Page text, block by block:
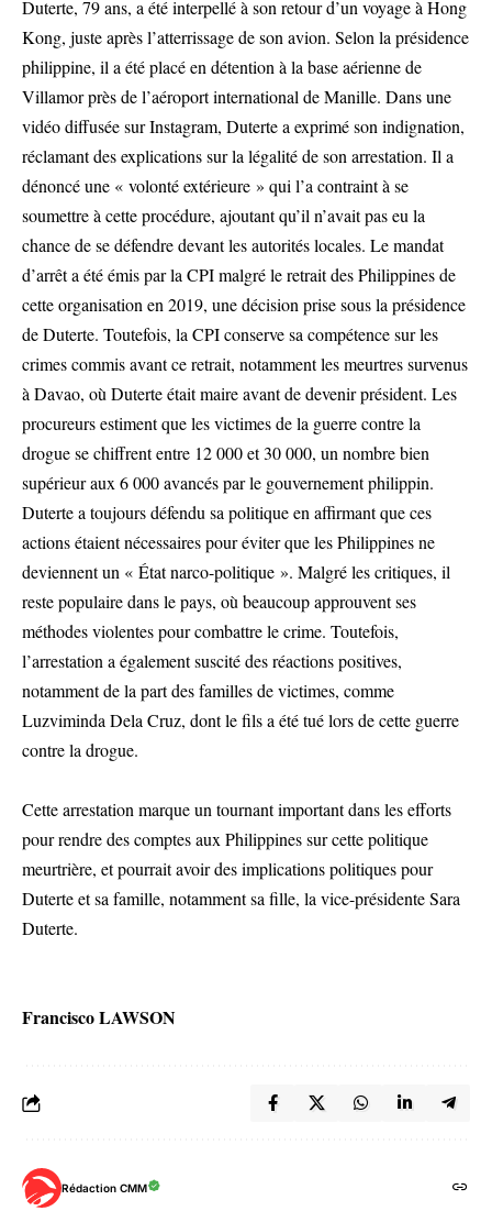
Duterte, 79 ans, a été interpellé à son retour d’un voyage à Hong
Kong, juste après l’atterrissage de son avion. Selon la présidence
philippine, il a été placé en détention à la base aérienne de
Villamor près de l’aéroport international de Manille. Dans une
vidéo diffusée sur Instagram, Duterte a exprimé son indignation,
réclamant des explications sur la légalité de son arrestation. Il a
dénoncé une « volonté extérieure » qui l’a contraint à se
soumettre à cette procédure, ajoutant qu’il n’avait pas eu la
chance de se défendre devant les autorités locales. Le mandat
d’arrêt a été émis par la CPI malgré le retrait des Philippines de
cette organisation en 2019, une décision prise sous la présidence
de Duterte. Toutefois, la CPI conserve sa compétence sur les
crimes commis avant ce retrait, notamment les meurtres survenus
à Davao, où Duterte était maire avant de devenir président. Les
procureurs estiment que les victimes de la guerre contre la
drogue se chiffrent entre 12 000 et 30 000, un nombre bien
supérieur aux 6 000 avancés par le gouvernement philippin.
Duterte a toujours défendu sa politique en affirmant que ces
actions étaient nécessaires pour éviter que les Philippines ne
deviennent un « État narco-politique ». Malgré les critiques, il
reste populaire dans le pays, où beaucoup approuvent ses
méthodes violentes pour combattre le crime. Toutefois,
l’arrestation a également suscité des réactions positives,
notamment de la part des familles de victimes, comme
Luzviminda Dela Cruz, dont le fils a été tué lors de cette guerre
contre la drogue.
Cette arrestation marque un tournant important dans les efforts
pour rendre des comptes aux Philippines sur cette politique
meurtrière, et pourrait avoir des implications politiques pour
Duterte et sa famille, notamment sa fille, la vice-présidente Sara
Duterte.
Francisco LAWSON
Rédaction CMM